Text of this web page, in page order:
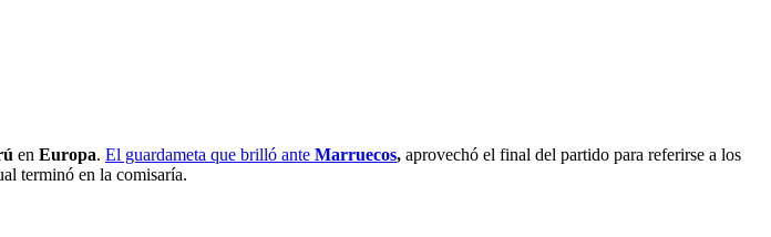
en Europa. El guardameta que brilló ante Marruecos, aprovechó el final del partido para referirse a los
terminó en la comisaría.